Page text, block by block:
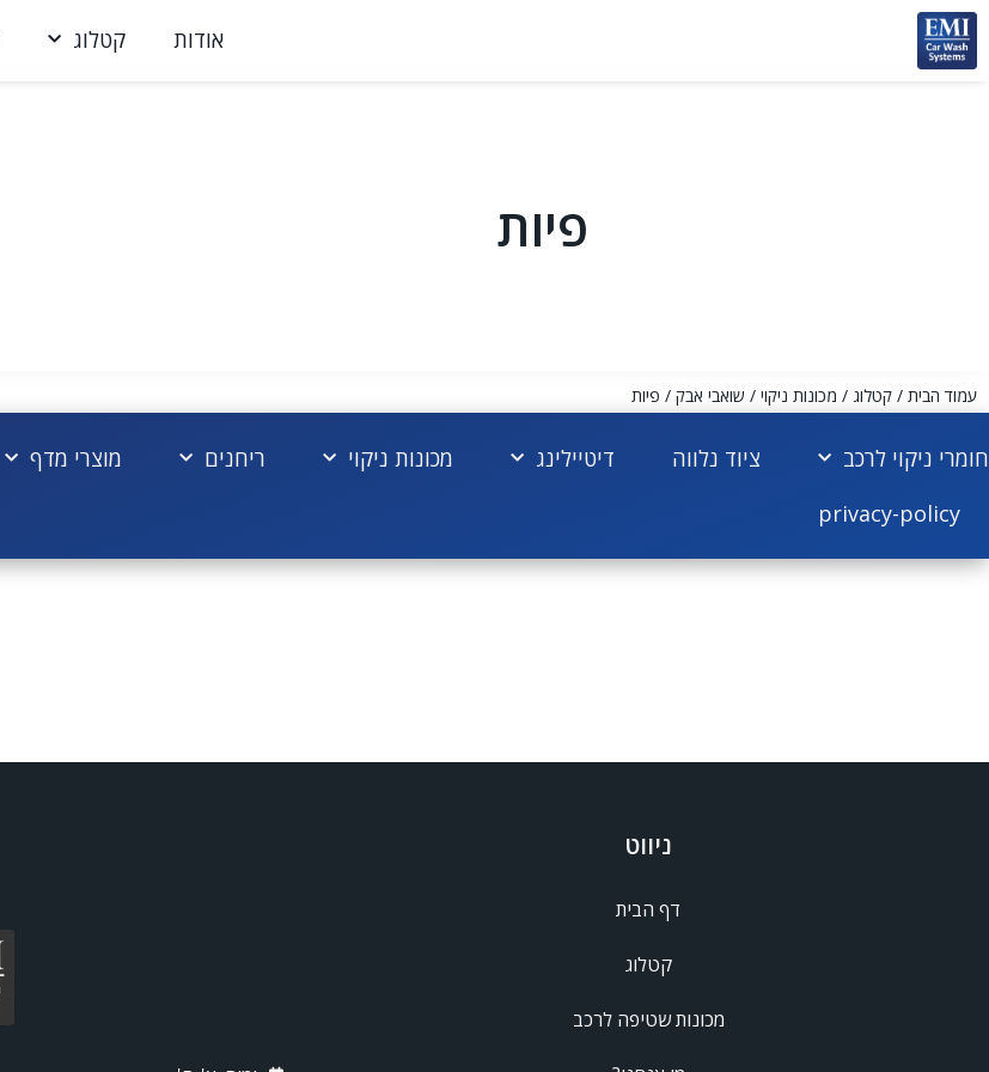
אודות קטלוג
פיות
עמוד הבית / קטלוג / מכונות ניקוי / שואבי אבק / פיות
חומרי ניקוי לרכב ציוד נלווה דיטיילינג מכונות ניקוי ריחנים
מוצרי מדף
privacy-policy
ניווט
דף הבית
קטלוג
מכונות שטיפה לרכב